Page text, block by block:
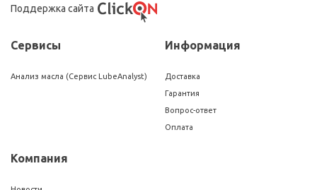
Поддержка сайта
Сервисы
Анализ масла (Сервис LubeAnalyst)
Информация
Доставка
Гарантия
Вопрос-ответ
Оплата
Компания